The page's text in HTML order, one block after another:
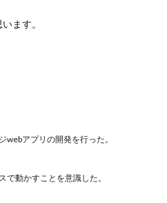
ます。
webアプリの開発を行った。
で動かすことを意識した。